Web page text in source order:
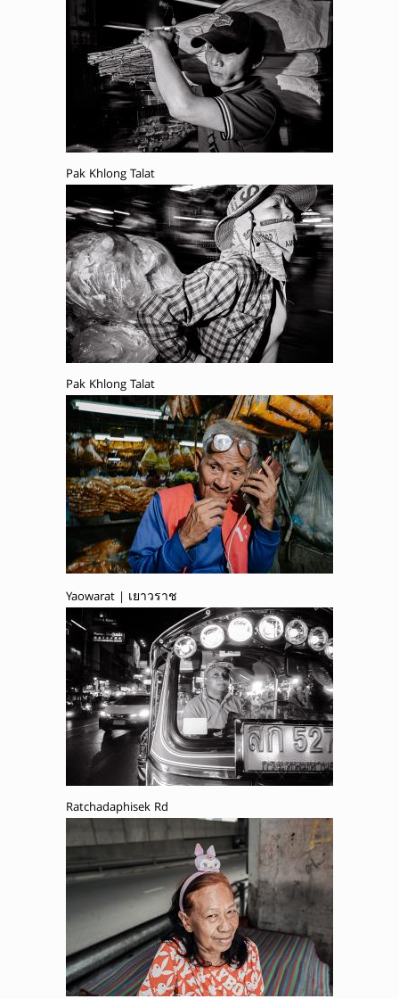
Pak Khlong Talat
Pak Khlong Talat
Yaowarat | เยาวราช
Ratchadaphisek Rd